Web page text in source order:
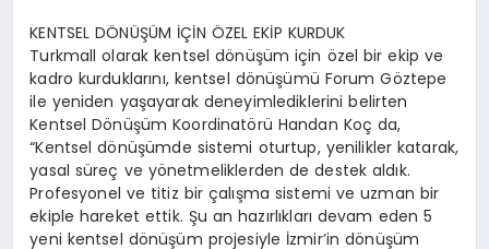
KENTSEL DÖNÜŞÜM İÇİN ÖZEL EKİP KURDUK
Turkmall olarak kentsel dönüşüm için özel bir ekip ve
kadro kurduklarını, kentsel dönüşümü Forum Göztepe
ile yeniden yaşayarak deneyimlediklerini belirten
Kentsel Dönüşüm Koordinatörü Handan Koç da,
“Kentsel dönüşümde sistemi oturtup, yenilikler katarak,
yasal süreç ve yönetmeliklerden de destek aldık.
Profesyonel ve titiz bir çalışma sistemi ve uzman bir
ekiple hareket ettik. Şu an hazırlıkları devam eden 5
yeni kentsel dönüşüm projesiyle İzmir’in dönüşüm